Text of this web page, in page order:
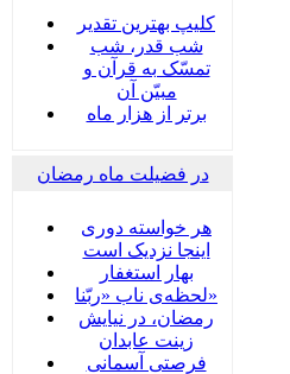
کلیپ بهترین تقدیر
شب قدر، شب
تمسّک به قرآن و
مبیّن آن
برتر از هزار ماه
در فضیلت ماه رمضان
هر خواسته دوری
اینجا نزدیک است
بهار استغفار
لحظه‌ی ناب «ربّنا»
رمضان، در نیایش
زینت عابدان
فرصتی آسمانی